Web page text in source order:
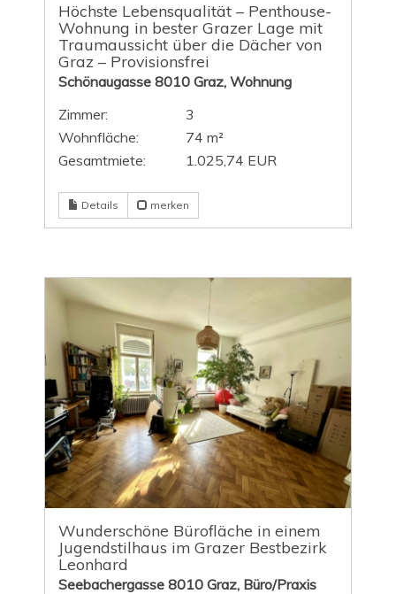
Höchste Lebensqualität – Penthouse-
Wohnung in bester Grazer Lage mit
Traumaussicht über die Dächer von
Graz – Provisionsfrei
Schönaugasse 8010 Graz, Wohnung
Zimmer:
3
Wohnfläche:
74 m²
Gesamtmiete:
1.025,74 EUR
Details merken
Wunderschöne Bürofläche in einem
Jugendstilhaus im Grazer Bestbezirk
Leonhard
Seebachergasse 8010 Graz, Büro/Praxis